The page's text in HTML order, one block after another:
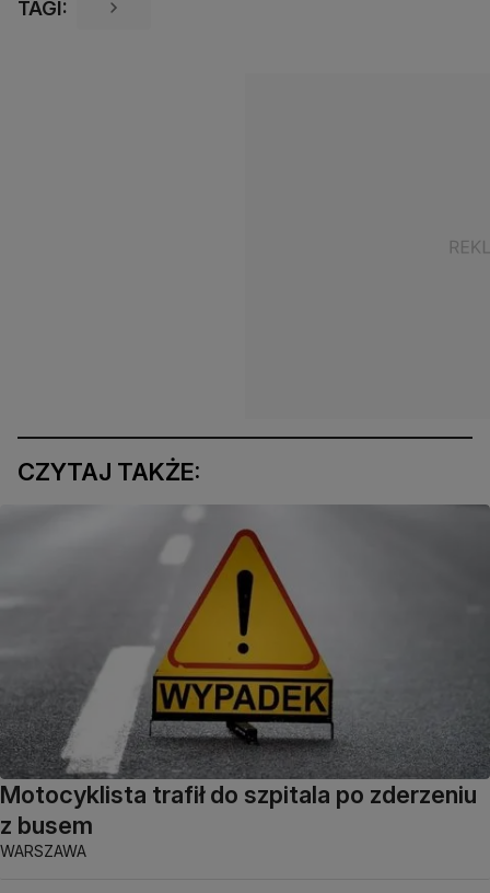
TAGI:
CZYTAJ TAKŻE:
Motocyklista trafił do szpitala po zderzeniu
z busem
WARSZAWA